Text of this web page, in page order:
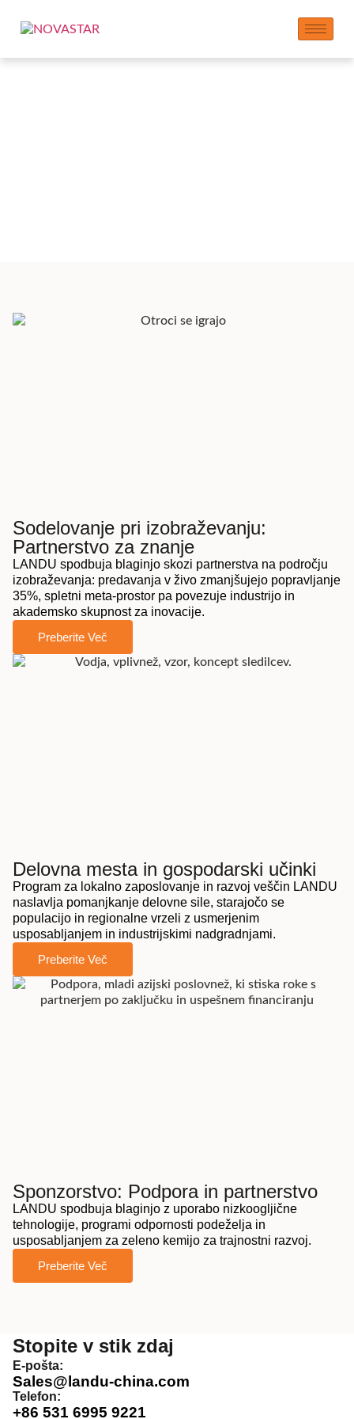
Sodelovanje pri izobraževanju:
Partnerstvo za znanje
LANDU spodbuja blaginjo skozi partnerstva na področju
izobraževanja: predavanja v živo zmanjšujejo popravljanje
35%, spletni meta-prostor pa povezuje industrijo in
akademsko skupnost za inovacije.
Preberite Več
Delovna mesta in gospodarski učinki
Program za lokalno zaposlovanje in razvoj veščin LANDU
naslavlja pomanjkanje delovne sile, starajočo se
populacijo in regionalne vrzeli z usmerjenim
usposabljanjem in industrijskimi nadgradnjami.
Preberite Več
Sponzorstvo: Podpora in partnerstvo
LANDU spodbuja blaginjo z uporabo nizkoogljične
tehnologije, programi odpornosti podeželja in
usposabljanjem za zeleno kemijo za trajnostni razvoj.
Preberite Več
Stopite v stik zdaj
E-pošta:
Sales@landu-china.com
Telefon:
+86 531 6995 9221